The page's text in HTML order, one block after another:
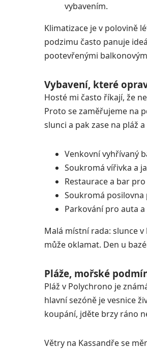
vybavením.
Klimatizace je v polovině
podzimu často panuje
pootevřenými
Vybavení, které
Hosté mi často říkají, že
Proto se zaměřujeme na
slunci a pak zase na pláž
Venkovní vyhřívaný
Soukromá vířivka a
Restaurace a bar
Soukromá
Parkování pro auta
Malá místní rada: slunce
může oklamat. Den u
Pláže, mořské
Pláž v Polychrono je
hlavní sezóně je vesnice
koupání, jděte brzy ráno
Větry na Kassandře se